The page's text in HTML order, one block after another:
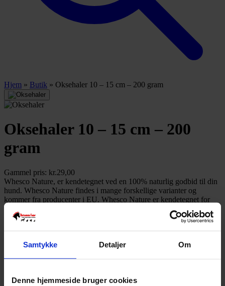
Samtykke Detaljer Om
Denne hjemmeside bruger cookies
Hjem » Butik » Oksehaler 10 – 15 cm – 200 gram
Oksehaler 10 – 15 cm – 200
gram
Gammel pris: kr.29,00
Whesco Nature, er kendetegnet ved en 100% naturlig godbid til din
hund. Whesco Nature findes i mange forskellige varianter og
kommer fra producenter i EU. Whesco Nature er kendetegnet for
kvalitet og 100% naturligt.
Kun 1 tilbage på lager
Varenummer: 5710525089699
Varekategori:Godbidder og snacks